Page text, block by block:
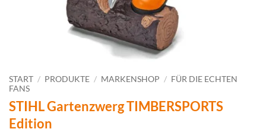
START / PRODUKTE / MARKENSHOP / FÜR DIE ECHTEN
FANS
STIHL Gartenzwerg TIMBERSPORTS
Edition